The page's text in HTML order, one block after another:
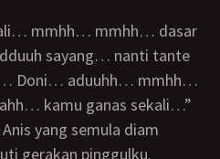
sayang… nanti tante
Doni… aduuhh… mmhh…
kamu ganas sekali…”
yang semula diam
gerakan pinggulku.